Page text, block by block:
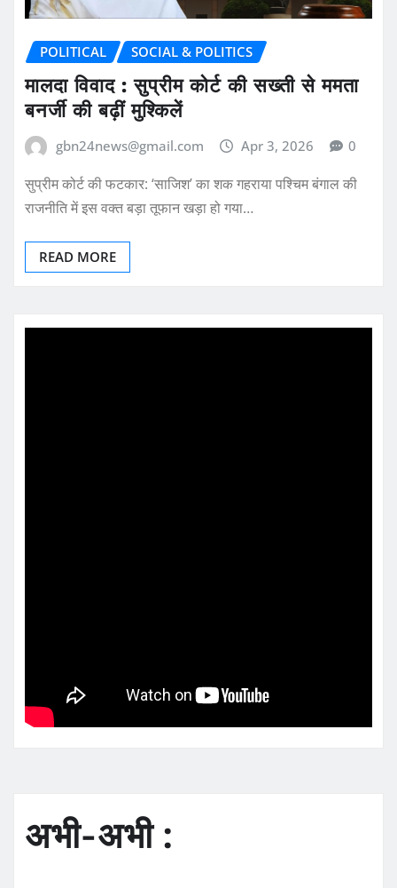
POLITICAL SOCIAL & POLITICS
मालदा विवाद : सुप्रीम कोर्ट की सख्ती से ममता
बनर्जी की बढ़ीं मुश्किलें
gbn24news@gmail.com Apr 3, 2026 0
सुप्रीम कोर्ट की फटकार: ‘साजिश’ का शक गहराया पश्चिम बंगाल की
राजनीति में इस वक्त बड़ा तूफान खड़ा हो गया…
READ MORE
अभी-अभी :